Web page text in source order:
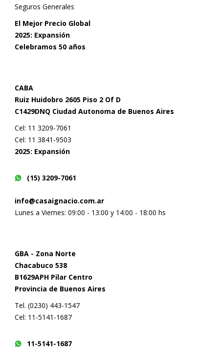
Seguros Generales
El Mejor Precio Global
2025: Expansión
Celebramos 50 años
CABA
Ruiz Huidobro 2605 Piso 2 Of D
C1429DNQ Ciudad Autonoma de Buenos Aires
Cel: 11 3209-7061
Cel: 11 3841-9503
2025: Expansión
(15) 3209-7061
info@casaignacio.com.ar
Lunes a Viernes: 09:00 - 13:00 y 14:00 - 18:00 hs
GBA - Zona Norte
Chacabuco 538
B1629APH Pilar Centro
Provincia de Buenos Aires
Tel. (0230) 443-1547
Cel: 11-5141-1687
11-5141-1687